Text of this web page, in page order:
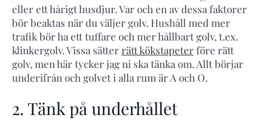
eller ett hårigt husdjur. Var och en av dessa faktorer
bör beaktas när du väljer golv. Hushåll med mer
trafik bör ha ett tuffare och mer hållbart golv, t.ex.
klinkergolv. Vissa sätterrätt kökstapeterföre rätt
golv, men här tycker jag ni ska tänka om. Allt börjar
underifrån och golvet i alla rum är A och O.
2. Tänk på underhållet